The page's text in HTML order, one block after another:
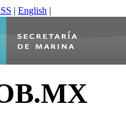
| English |